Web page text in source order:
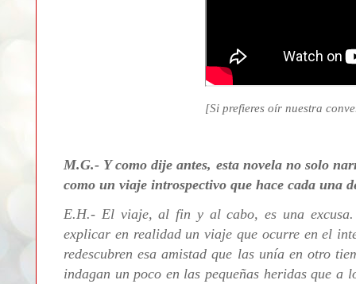
[Si prefieres oír nuestra
M.G.- Y como dije antes, esta novela no solo
como un viaje introspectivo que hace cada una
E.H.- El viaje, al fin y al cabo, es una
explicar en realidad un viaje que ocurre en el
redescubren esa amistad que las unía en otro
indagan un poco en las pequeñas heridas que a